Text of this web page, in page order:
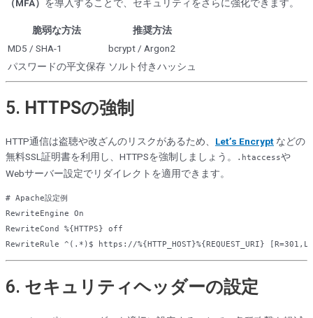
（MFA） を導入することで、セキュリティをさらに強化できます。
脆弱な方法
推奨方法
MD5 / SHA-1
bcrypt / Argon2
パスワードの平文保存 ソルト付きハッシュ
5. HTTPSの強制
HTTP通信は盗聴や改ざんのリスクがあるため、 Let’s Encrypt などの
無料SSL証明書を利用し、HTTPSを強制しましょう。
.htaccessや
Webサーバー設定でリダイレクトを適用できます。
# Apache設定例
RewriteEngine
On
RewriteCond
%{HTTPS}
off
RewriteRule ^(.*)$ https://%{HTTP_HOST}%{REQUEST_URI} [R=301,L]
6. セキュリティヘッダーの設定